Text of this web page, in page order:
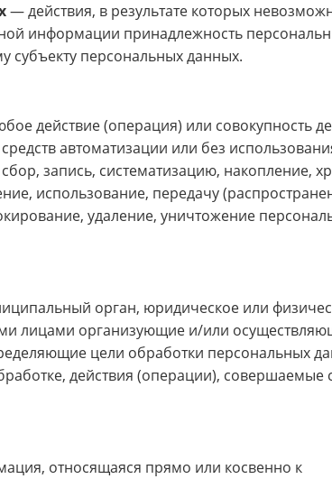
— действия, в результате которых
информации принадлежность
субъекту персональных данных.
действие (операция) или совокупность
автоматизации или без
запись, систематизацию, накопление,
использование, передачу
удаление, уничтожение
орган, юридическое или
лицами организующие и/или
цели обработки персональных
действия (операции), совершаемые
относящаяся прямо или косвенно к